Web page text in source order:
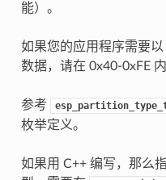
能）。
如果您的应用程序需要
数据，请在 0x40-0xFE
参考
枚举定义。
如果用 C++ 编写，那么